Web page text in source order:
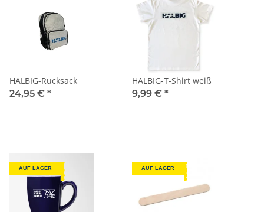
HALBIG-Rucksack
24,95 € *
HALBIG-T-Shirt weiß
9,99 € *
AUF LAGER AUF LAGER